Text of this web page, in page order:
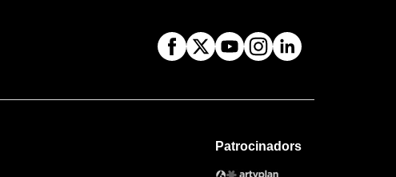
Patrocinadors